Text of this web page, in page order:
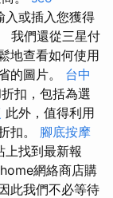
入或插入您獲得
我們還從三星付
地查看如何使用
的圖片。 台中
扣，包括為選
此外，值得利用
扣。 腳底按摩
上找到最新報
網絡商店購
此我們不必等待